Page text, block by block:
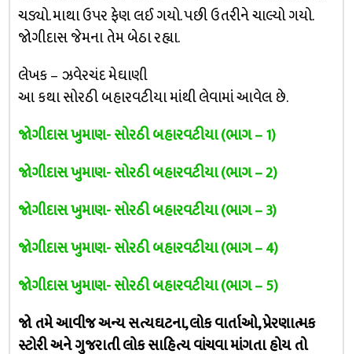
ચડ્યો. માથા ઉપર ફેણ લઈ ગયો. પછી ઉતરીને ચાલ્યો ગયો.
જોગીદાસ જેમના તેમ બેઠા રહ્યા.
લેખક – ઝવેરચંદ મેઘાણી
આ કથા સોરઠી બહારવટીયા માંથી લેવામાં આવેલ છે.
જોગીદાસ ખુમાણ- સોરઠી બહારવટીયા (ભાગ – 1)
જોગીદાસ ખુમાણ- સોરઠી બહારવટીયા (ભાગ – 2)
જોગીદાસ ખુમાણ- સોરઠી બહારવટીયા (ભાગ – 3)
જોગીદાસ ખુમાણ- સોરઠી બહારવટીયા (ભાગ – 4)
જોગીદાસ ખુમાણ- સોરઠી બહારવટીયા (ભાગ – 5)
જો તમે આવીજ અન્ય સત્યઘટના, લોક વાર્તાઓ, પ્રેરણાત્મક
સ્ટોરી અને ગુજરાતી લોક સાહિત્ય વાંચવા માંગતા હોય તો